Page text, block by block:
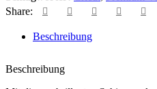
Share:
Beschreibung
Beschreibung